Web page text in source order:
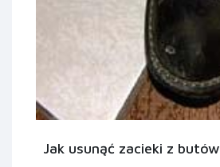
Jak usunąć zacieki z butów